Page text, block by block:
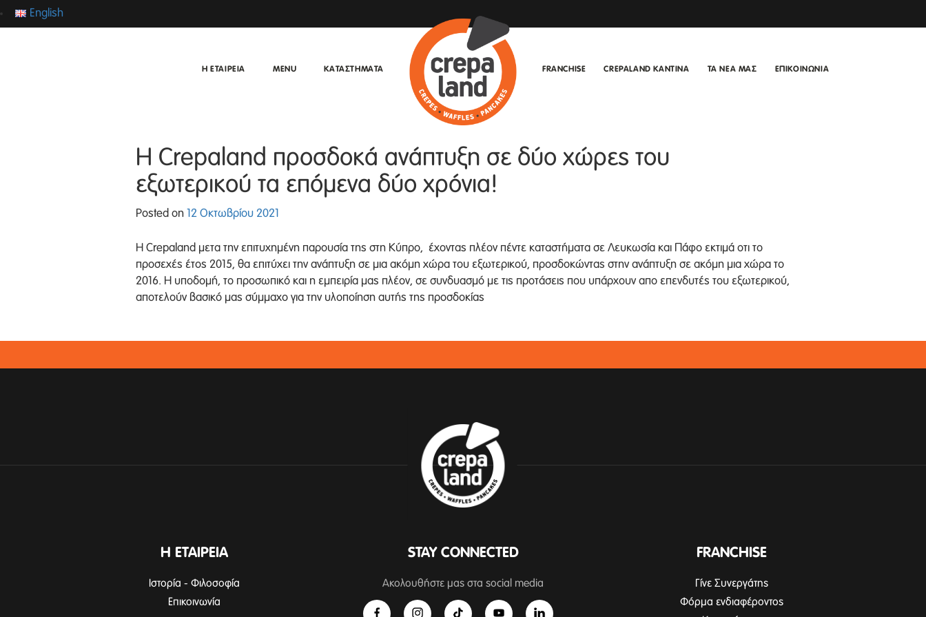
English
Η ΕΤΑΙΡΕΙΑ MENU ΚΑΤΑΣΤΗΜΑΤΑ FRANCHISE CREPALAND ΚΑΝΤΙΝΑ ΤΑ ΝΕΑ ΜΑΣ ΕΠΙΚΟΙΝΩΝΙΑ
Η Crepaland προσδοκά ανάπτυξη σε δύο χώρες του
εξωτερικού τα επόμενα δύο χρόνια!
Posted on 12 Οκτωβρίου 2021
Η Crepaland μετα την επιτυχημένη παρουσία της στη Κύπρο, έχοντας πλέον πέντε καταστήματα σε Λευκωσία και Πάφο εκτιμά οτι το
προσεχές έτος 2015, θα επιτύχει την ανάπτυξη σε μια ακόμη χώρα του εξωτερικού, προσδοκώντας στην ανάπτυξη σε ακόμη μια χώρα το
2016. Η υποδομή, το προσωπικό και η εμπειρία μας πλέον, σε συνδυασμό με τις προτάσεις που υπάρχουν απο επενδυτές του εξωτερικού,
αποτελούν βασικό μας σύμμαχο για την υλοποίηση αυτής της προσδοκίας
Η ΕΤΑΙΡΕΙΑ
Ιστορία - Φιλοσοφία
Επικοινωνία
STAY CONNECTED
Ακολουθήστε μας στα social media
FRANCHISE
Γίνε Συνεργάτης
Φόρμα ενδιαφέροντος